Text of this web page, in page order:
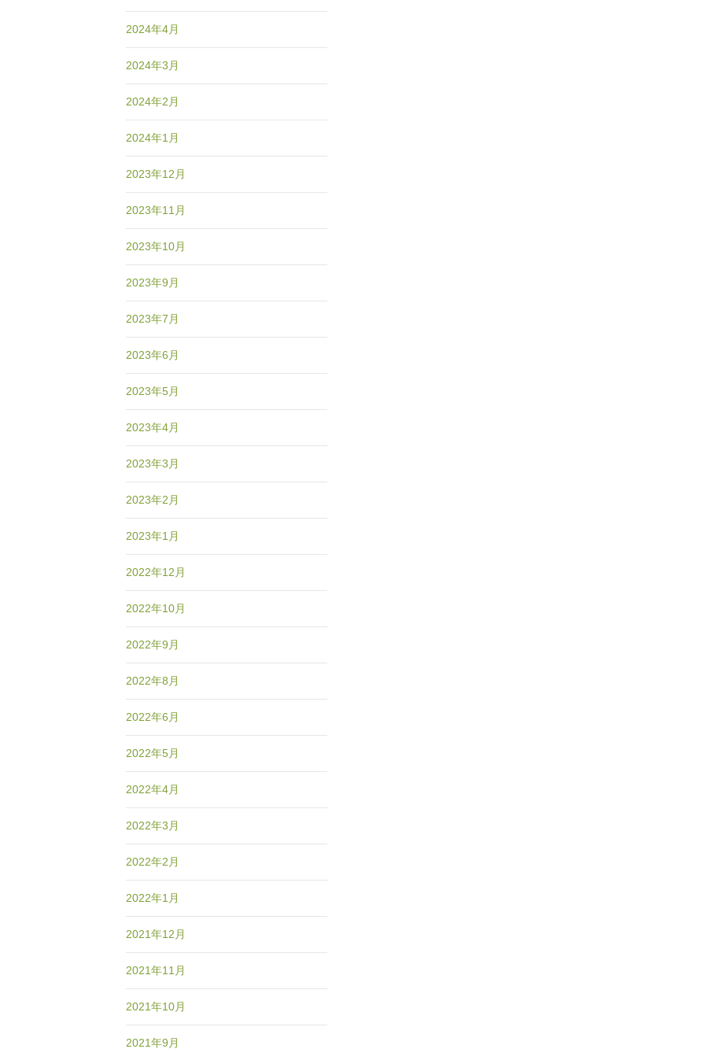
2024年4月
2024年3月
2024年2月
2024年1月
2023年12月
2023年11月
2023年10月
2023年9月
2023年7月
2023年6月
2023年5月
2023年4月
2023年3月
2023年2月
2023年1月
2022年12月
2022年10月
2022年9月
2022年8月
2022年6月
2022年5月
2022年4月
2022年3月
2022年2月
2022年1月
2021年12月
2021年11月
2021年10月
2021年9月